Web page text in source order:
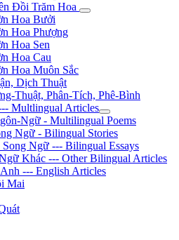
Đồi Trăm Hoa
Hoa Bưởi
Hoa Phượng
Hoa Sen
Hoa Cau
Hoa Muôn Sắc
Dịch Thuật
Thuật, Phân-Tích, Phê-Bình
Multlingual Articles
Ngữ - Multilingual Poems
Ngữ - Bilingual Stories
Ngữ --- Bilingual Essays
Khác --- Other Bilingual Articles
--- English Articles
Mai